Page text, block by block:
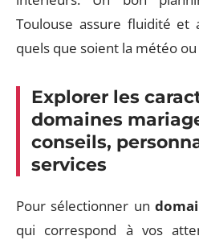
Toulouse assure fluidité et
quels que soient la météo
Explorer les
domaines
conseils,
services
Pour sélectionner un
qui correspond à vos